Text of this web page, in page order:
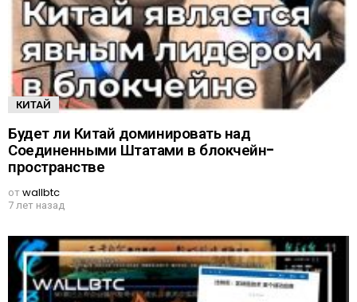
КИТАЙ
Будет ли Китай доминировать над
Соединенными Штатами в блокчейн-
пространстве
отwallbtc
7 лет назад